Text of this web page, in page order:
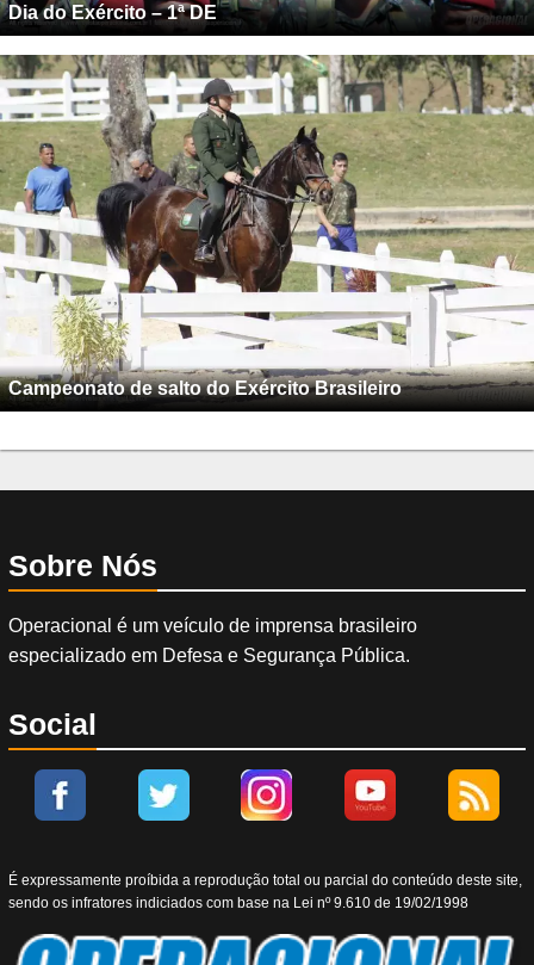
Dia do Exército – 1ª DE
Campeonato de salto do Exército Brasileiro
Sobre Nós
Operacional é um veículo de imprensa brasileiro
especializado em Defesa e Segurança Pública.
Social
É expressamente proíbida a reprodução total ou parcial do conteúdo deste site,
sendo os infratores indiciados com base na Lei nº 9.610 de 19/02/1998